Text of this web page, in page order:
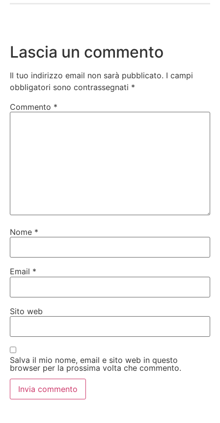
Lascia un commento
Il tuo indirizzo email non sarà pubblicato. I campi
obbligatori sono contrassegnati *
Commento *
Nome *
Email *
Sito web
Salva il mio nome, email e sito web in questo
browser per la prossima volta che commento.